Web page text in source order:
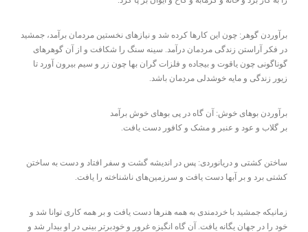
برآوردن گوهر: چون این کارها کرده شد و نیازهای نخستین مردمان برآمد، جمشید
در فکر آراستن زندگی مردمان درآمد. سینه سنگ را شکافت و از آن گوهرهای
گوناگونی چون یاقوت و بیجاده و فلزات گران بها چون زر و سیم بیرون آورد تا
زیور زندگی و مایه خوشدلی مردمان باشد.
برآوردن بوهای خوش: آن گاه در پی بوهای خوش برآمد
بر گلاب و عود و عنبر و مشک و کافور دست یافت.
ساختن کشتی و دریانوردی: پس در اندیشه گشت و سفر افتاد و دست به ساختن
کشتی برد و بر آبها دست یافت و سرزمین‌های ناشناخته را یافت.
زمانیکه جمشید با خردمندی به همه هنرها دست یافت و بر همه کاری توانا شد و
خود را در جهان یگانه یافت. آن گاه انگیزه غرور و خودبرتر بینی در او بیدار شد و